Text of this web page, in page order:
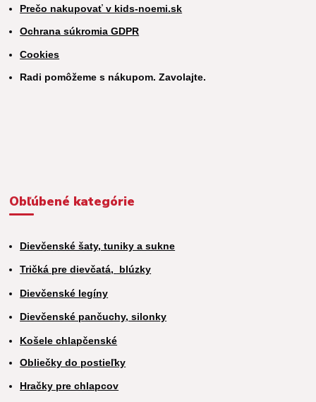
Prečo nakupovať v kids-noemi.sk
Ochrana súkromia GDPR
Cookies
Radi pomôžeme s nákupom. Zavolajte.
Obľúbené kategórie
Dievčenské šaty, tuniky a sukne
Tričká pre dievčatá, blúzky
Dievčenské legíny
Dievčenské pančuchy, silonky
Košele chlapčenské
Obliečky do postieľky
Hračky pre chlapcov